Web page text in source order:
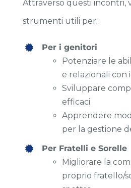
Attraverso questi incontri,
strumenti utili per:
Per i genitori
Potenziare le
e relazionali con
Sviluppare
efficaci
Apprendere
per la gestione
Per Fratelli e Sorelle
Migliorare la
proprio fratello/